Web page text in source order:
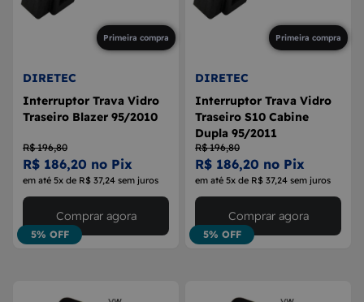
Primeira compra
DIRETEC
Interruptor Trava Vidro
Traseiro Blazer 95/2010
R$ 196,80
R$ 186,20 no Pix
em até 5x de R$ 37,24 sem juros
5% OFF
Comprar agora
Primeira compra
DIRETEC
Interruptor Trava Vidro
Traseiro S10 Cabine
Dupla 95/2011
R$ 196,80
R$ 186,20 no Pix
em até 5x de R$ 37,24 sem juros
5% OFF
Comprar agora